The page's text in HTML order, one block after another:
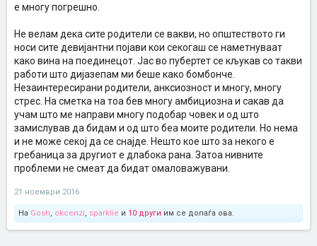
е многу погрешно.
Не велам дека сите родители се вакви, но општеството ги
носи сите девијантни појави кои секогаш се наметнуваат
како вина на поединецот. Јас во пубертет се кљукав со такви
работи што дијазепам ми беше како бомбонче.
Незаинтересирани родители, анксиозност и многу, многу
стрес. На сметка на тоа бев многу амбициозна и сакав да
учам што ме направи многу подобар човек и од што
замислував да бидам и од што беа моите родители. Но нема
и не може секој да се снајде. Нешто кое што за некого е
гребаница за другиот е длабока рана. Затоа нивните
проблеми не смеат да бидат омаловажувани.
21 ноември 2016
На Gosh, okcenzi, sparklie и 10 други им се допаѓа ова.